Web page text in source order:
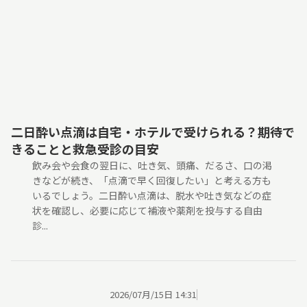
二日酔い点滴は自宅・ホテルで受けられる？期待で
きることと救急受診の目安
飲み会や会食の翌日に、吐き気、頭痛、だるさ、口の渇
きなどが続き、「点滴で早く回復したい」と考える方も
いるでしょう。二日酔い点滴は、脱水や吐き気などの症
状を確認し、必要に応じて補液や薬剤を投与する自由
診...
2026/07月/15日 14:31